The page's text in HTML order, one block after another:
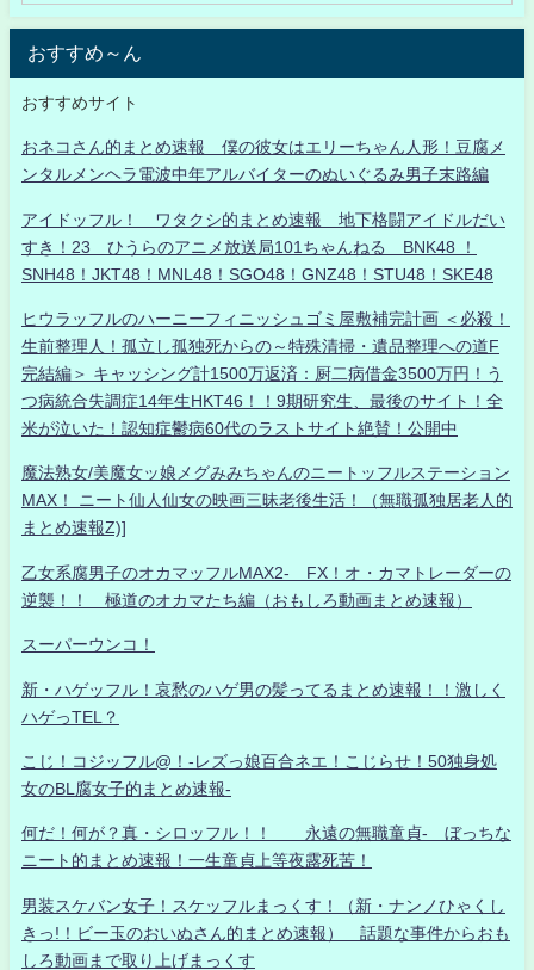
おすすめ～ん
おすすめサイト
おネコさん的まとめ速報 僕の彼女はエリーちゃん人形！豆腐メ
ンタルメンヘラ電波中年アルバイターのぬいぐるみ男子末路編
アイドッフル！ ワタクシ的まとめ速報 地下格闘アイドルだい
すき！23 ひうらのアニメ放送局101ちゃんねる BNK48 ！
SNH48！JKT48！MNL48！SGO48！GNZ48！STU48！SKE48
ヒウラッフルのハーニーフィニッシュゴミ屋敷補完計画 ＜必殺！
生前整理人！孤立し孤独死からの～特殊清掃・遺品整理への道F
完結編＞ キャッシング計1500万返済：厨二病借金3500万円！う
つ病統合失調症14年生HKT46！！9期研究生、最後のサイト！全
米が泣いた！認知症鬱病60代のラストサイト絶賛！公開中
魔法熟女/美魔女ッ娘メグみみちゃんのニートッフルステーション
MAX！ ニート仙人仙女の映画三昧老後生活！（無職孤独居老人的
まとめ速報Z)]
乙女系腐男子のオカマッフルMAX2- FX！オ・カマトレーダーの
逆襲！！ 極道のオカマたち編（おもしろ動画まとめ速報）
スーパーウンコ！
新・ハゲッフル！哀愁のハゲ男の髪ってるまとめ速報！！激しく
ハゲっTEL？
こじ！コジッフル@！-レズっ娘百合ネエ！こじらせ！50独身処
女のBL腐女子的まとめ速報-
何だ！何が？真・シロッフル！！ 永遠の無職童貞- ぼっちな
ニート的まとめ速報！一生童貞上等夜露死苦！
男装スケバン女子！スケッフルまっくす！（新・ナンノひゃくし
きっ!！ビー玉のおいぬさん的まとめ速報） 話題な事件からおも
しろ動画まで取り上げまっくす